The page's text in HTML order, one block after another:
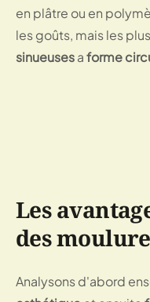
en plâtre ou en
les goûts, mais les
sinueuses a forme
Les
des